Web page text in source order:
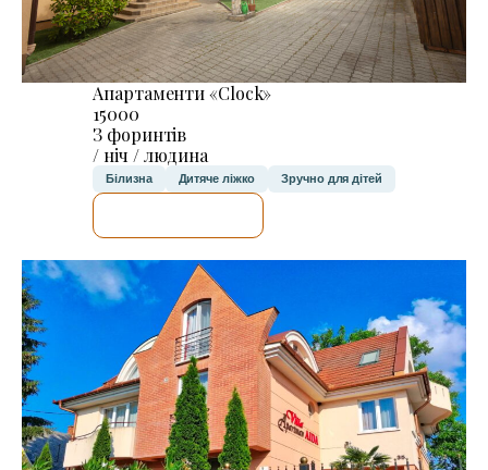
Апартаменти «Clock»
15000
З форинтів
/ ніч / людина
Білизна Дитяче ліжко Зручно для дітей